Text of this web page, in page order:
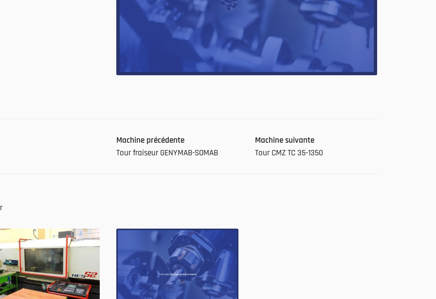
Machine précédente
Tour fraiseur GENYMAB-SOMAB
Machine suivante
Tour CMZ TC 35-1350